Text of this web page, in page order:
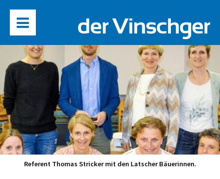
Referent Thomas Stricker mit den Latscher Bäuerinnen.